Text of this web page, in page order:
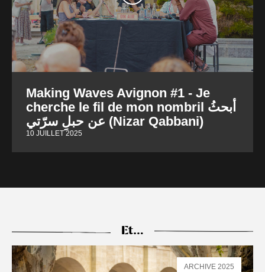
Making Waves Avignon #1 - Je
cherche le fil de mon nombril أبحثُ
عن حبلِ سرّتي (Nizar Qabbani)
10 JUILLET 2025
Et…
ARCHIVE 2025